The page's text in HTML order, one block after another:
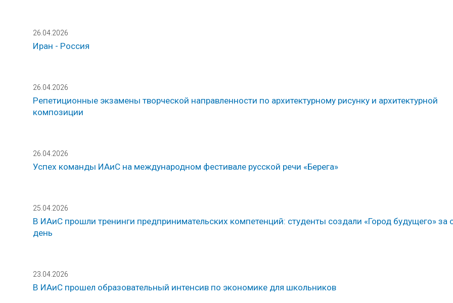
26.04.2026
Иран - Россия
26.04.2026
Репетиционные экзамены творческой направленности по архитектурному рисунку и архитектурной
композиции
26.04.2026
Успех команды ИАиС на международном фестивале русской речи «Берега»
25.04.2026
В ИАиС прошли тренинги предпринимательских компетенций: студенты создали «Город будущего» за
день
23.04.2026
В ИАиС прошел образовательный интенсив по экономике для школьников